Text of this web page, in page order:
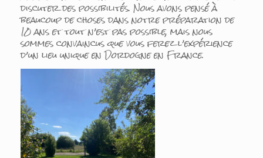
discuter des possibilités. Nous avons pensé à
beaucoup de choses dans notre préparation de
10 ans et tout n’est pas possible, mais nous
sommes convaincus que vous ferez l’expérience
d’un lieu unique en Dordogne en France.